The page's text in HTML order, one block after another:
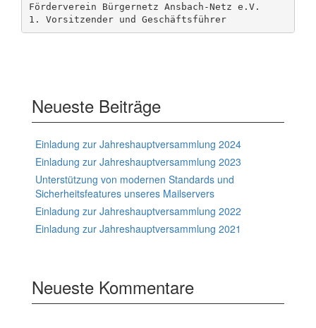
Förderverein Bürgernetz Ansbach-Netz e.V.
1. Vorsitzender und Geschäftsführer
Neueste Beiträge
Einladung zur Jahreshauptversammlung 2024
Einladung zur Jahreshauptversammlung 2023
Unterstützung von modernen Standards und
Sicherheitsfeatures unseres Mailservers
Einladung zur Jahreshauptversammlung 2022
Einladung zur Jahreshauptversammlung 2021
Neueste Kommentare